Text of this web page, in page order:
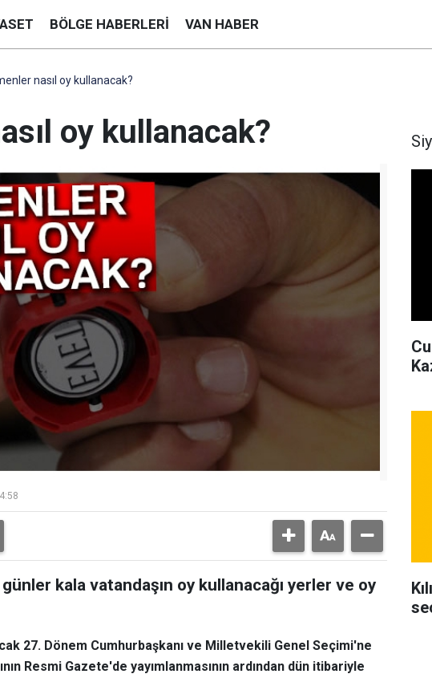
BÖLGE HABERLERI VAN HABER
nasıl oy kullanacak?
oy kullanacak?
kala vatandaşın oy kullanacağı yerler ve oy
27. Dönem Cumhurbaşkanı ve Milletvekili Genel Seçimi'ne
Resmi Gazete'de yayımlanmasının ardından dün itibariyle